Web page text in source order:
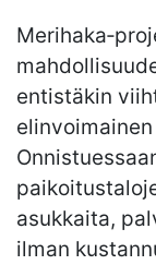
entistäkin
asukkaita,
ilman